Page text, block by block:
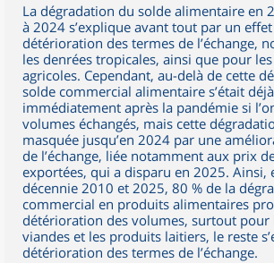
La dégradation du solde alimentaire en
à 2024 s’explique avant tout par un
détérioration des termes de l’échange,
les denrées tropicales, ainsi que pour
agricoles. Cependant, au-delà de cette
solde commercial alimentaire s’était
immédiatement après la pandémie si
volumes échangés, mais cette
masquée jusqu’en 2024 par une
de l’échange, liée notamment aux prix
exportées, qui a disparu en 2025. Ainsi,
décennie 2010 et 2025, 80 % de la
commercial en produits alimentaires
détérioration des volumes, surtout pour
viandes et les produits laitiers, le reste
détérioration des termes de l’échange.